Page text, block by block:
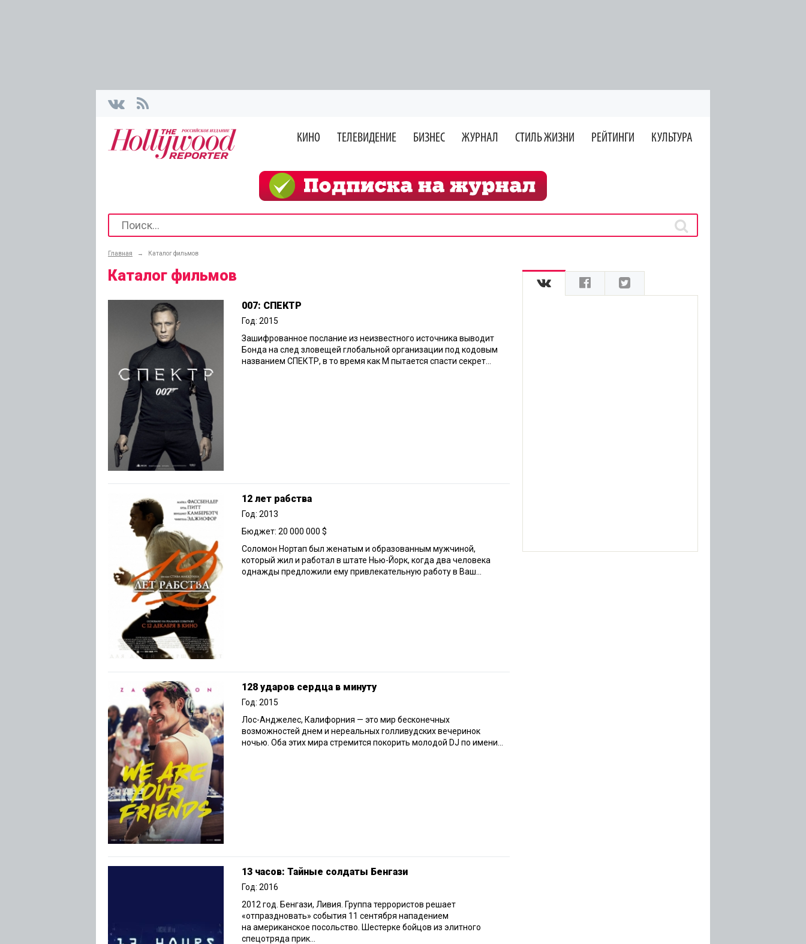
КИНО ТЕЛЕВИДЕНИЕ БИЗНЕС ЖУРНАЛ СТИЛЬ ЖИЗНИ РЕЙТИНГИ КУЛЬТУРА
Главная → Каталог фильмов
Каталог фильмов
007: СПЕКТР
Год: 2015
Зашифрованное послание из неизвестного источника выводит
Бонда на след зловещей глобальной организации под кодовым
названием СПЕКТР, в то время как М пытается спасти секрет...
12 лет рабства
Год: 2013
Бюджет: 20 000 000 $
Соломон Нортап был женатым и образованным мужчиной,
который жил и работал в штате Нью-Йорк, когда два человека
однажды предложили ему привлекательную работу в Ваш...
128 ударов сердца в минуту
Год: 2015
Лос-Анджелес, Калифорния — это мир бесконечных
возможностей днем и нереальных голливудских вечеринок
ночью. Оба этих мира стремится покорить молодой DJ по имени...
13 часов: Тайные солдаты Бенгази
Год: 2016
2012 год. Бенгази, Ливия. Группа террористов решает
«отпраздновать» события 11 сентября нападением
на американское посольство. Шестерке бойцов из элитного
спецотряда прик...